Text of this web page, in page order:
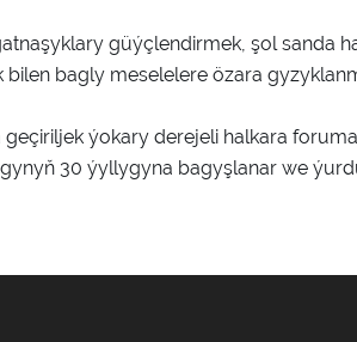
güýçlendirmek, şol sanda
bagly meselelere özara
ýokary derejeli halkara
30 ýyllygyna bagyşlanar we